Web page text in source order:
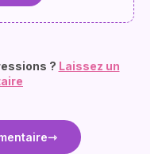
? Laissez un